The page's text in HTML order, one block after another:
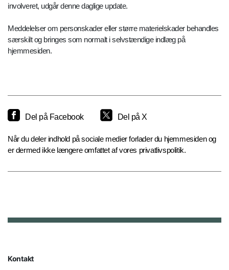
involveret, udgår denne daglige update.
Meddelelser om personskader eller større materielskader behandles
særskilt og bringes som normalt i selvstændige indlæg på
hjemmesiden.
Del på Facebook Del på X
Når du deler indhold på sociale medier forlader du hjemmesiden og
er dermed ikke længere omfattet af vores privatlivspolitik.
Kontakt